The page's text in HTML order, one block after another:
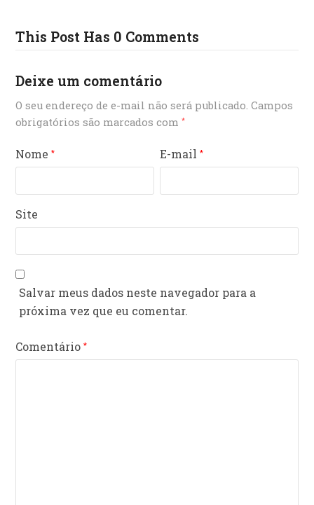
This Post Has 0 Comments
Deixe um comentário
O seu endereço de e-mail não será publicado. Campos
obrigatórios são marcados com*
Nome* E-mail*
Site
Salvar meus dados neste navegador para a
próxima vez que eu comentar.
Comentário*